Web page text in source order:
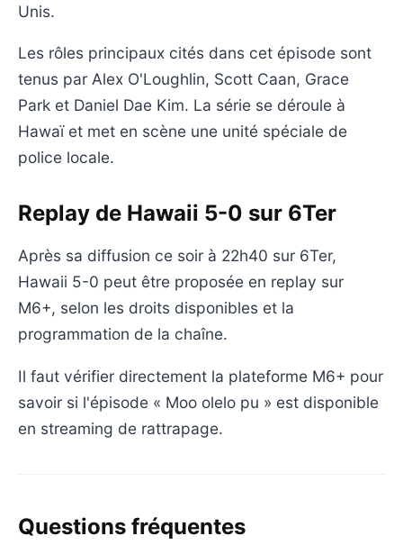
Unis.
Les rôles principaux cités dans cet épisode sont
tenus par Alex O'Loughlin, Scott Caan, Grace
Park et Daniel Dae Kim. La série se déroule à
Hawaï et met en scène une unité spéciale de
police locale.
Replay de Hawaii 5-0 sur 6Ter
Après sa diffusion ce soir à 22h40 sur 6Ter,
Hawaii 5-0 peut être proposée en replay sur
M6+, selon les droits disponibles et la
programmation de la chaîne.
Il faut vérifier directement la plateforme M6+ pour
savoir si l'épisode « Moo olelo pu » est disponible
en streaming de rattrapage.
Questions fréquentes